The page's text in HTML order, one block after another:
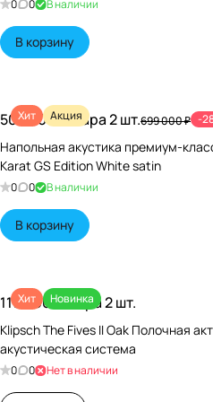
0 0 В наличии
В корзину
Хит Акция
500 000 ₽/Пара 2 шт.699 000 ₽ -
Напольная акустика премиум-
Karat GS Edition White satin
0 0 В наличии
В корзину
Хит Новинка
119 990 ₽/Пара 2 шт.
Klipsch The Fives II Oak Полочная
акустическая система
0 0 Нет в наличии